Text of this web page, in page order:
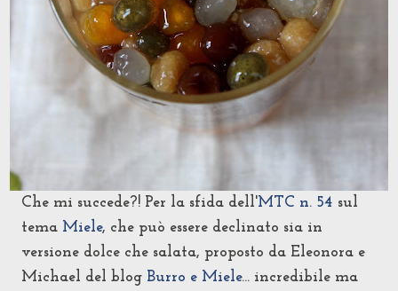
Che mi succede?! Per la sfida dell'MTC n. 54 sul
tema Miele, che può essere declinato sia in
versione dolce che salata, proposto da Eleonora e
Michael del blog Burro e Miele... incredibile ma